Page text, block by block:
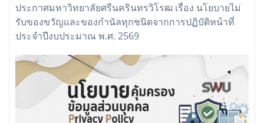
ประกาศมหาวิทยาลัยศรีนครินทรวิโรฒ เรื่อง นโยบายไม่
รับของขวัญและของกำนัลทุกชนิดจากการปฏิบัติหน้าที่
ประจำปีงบประมาณ พ.ศ. 2569